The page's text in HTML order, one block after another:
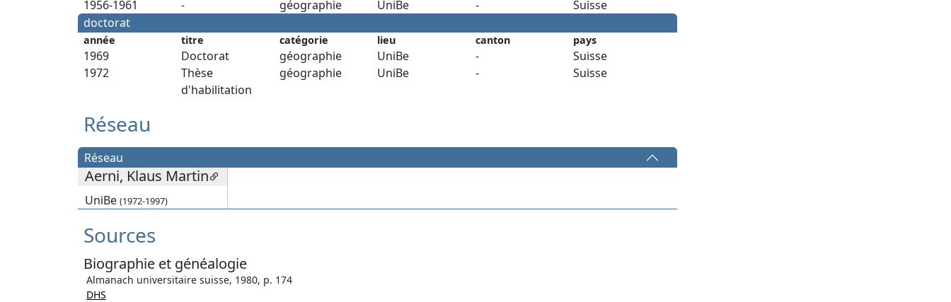
1956-1961 - géographie UniBe -
Suisse
doctorat
année titre catégorie lieu canton pays
1969 Doctorat géographie UniBe -
Suisse
1972
Thèse
d'habilitation
géographie UniBe - Suisse
Réseau
Réseau
Aerni, Klaus Martin
UniBe (1972-1997)
Sources
Biographie et généalogie
Almanach universitaire suisse, 1980, p. 174
DHS